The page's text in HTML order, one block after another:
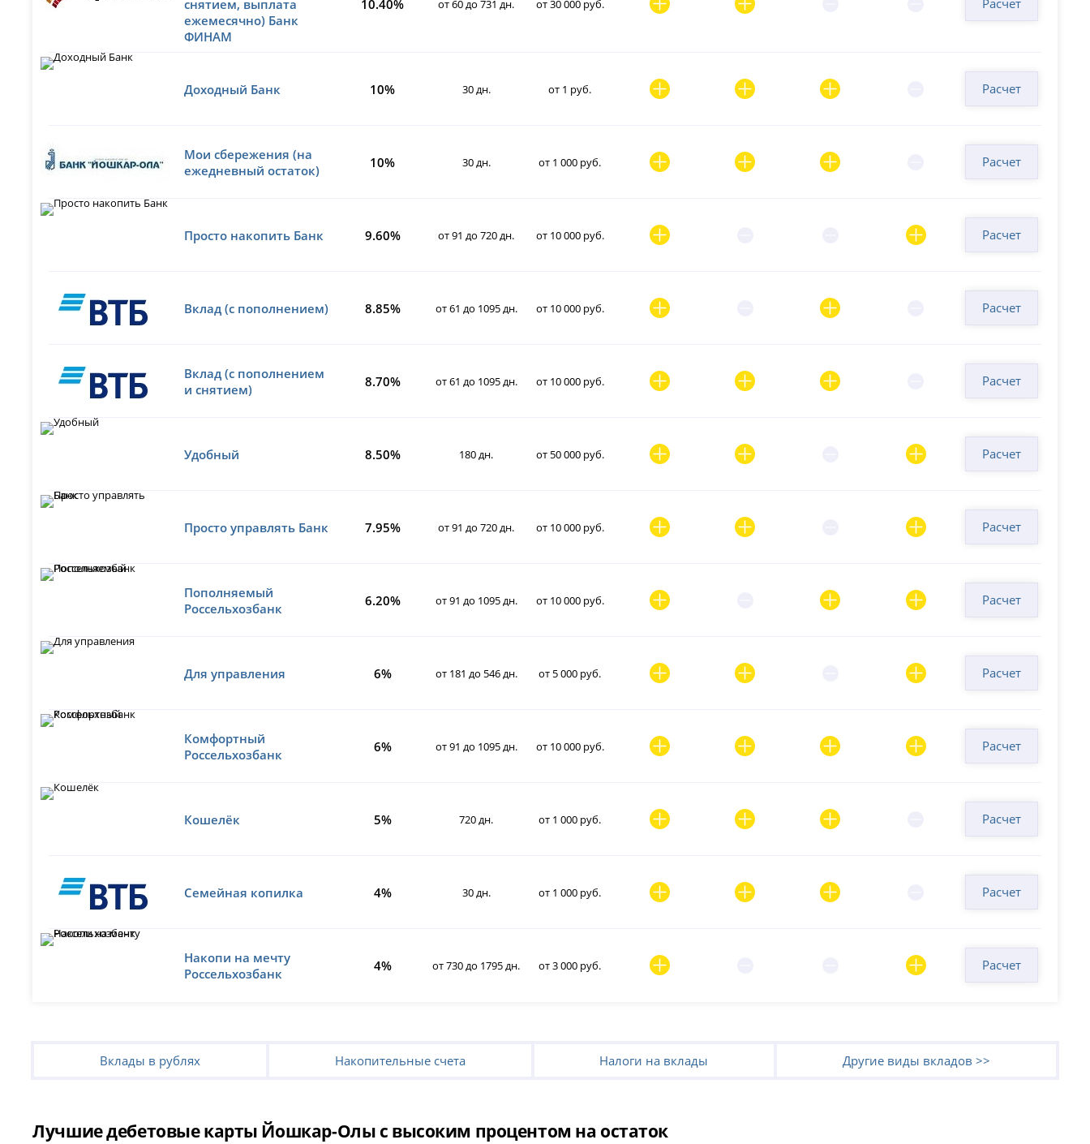
снятием, выплата
ежемесячно) Банк
ФИНАМ
10.40% от 60 до 731 дн. от 30 000 руб. Расчет
Доходный Банк 10% 30 дн. от 1 руб. Расчет
Мои сбережения (на
ежедневный остаток)
10% 30 дн. от 1 000 руб. Расчет
Просто накопить Банк 9.60% от 91 до 720 дн. от 10 000 руб. Расчет
Вклад (с пополнением) 8.85% от 61 до 1095 дн. от 10 000 руб. Расчет
Вклад (с пополнением
и снятием)
8.70% от 61 до 1095 дн. от 10 000 руб. Расчет
Удобный 8.50% 180 дн. от 50 000 руб. Расчет
Просто управлять Банк 7.95% от 91 до 720 дн. от 10 000 руб. Расчет
Пополняемый
Россельхозбанк
6.20% от 91 до 1095 дн. от 10 000 руб. Расчет
Для управления 6% от 181 до 546 дн. от 5 000 руб. Расчет
Комфортный
Россельхозбанк
6% от 91 до 1095 дн. от 10 000 руб. Расчет
Кошелёк 5% 720 дн. от 1 000 руб. Расчет
Семейная копилка 4% 30 дн. от 1 000 руб. Расчет
Накопи на мечту
Россельхозбанк
4% от 730 до 1795 дн. от 3 000 руб. Расчет
Вклады в рублях Накопительные счета Налоги на вклады Другие виды вкладов >>
Лучшие дебетовые карты Йошкар-Олы с высоким процентом на остаток